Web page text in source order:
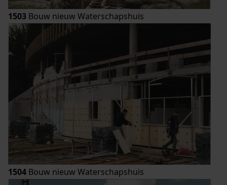
1503 Bouw nieuw Waterschapshuis
1504 Bouw nieuw Waterschapshuis